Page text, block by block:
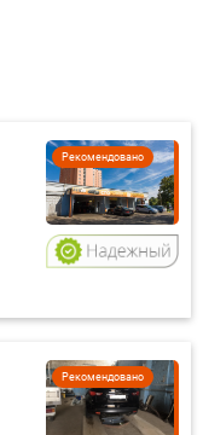
Рекомендовано
Рекомендовано